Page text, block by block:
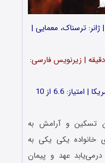
– Evil Dead Burn | ژانر: ترسناک، معمایی |
زبان: دوبله فارسی + انگلیسی | مدت: 108 دقیقه | زیرنویس فارسی:
6.6 از 10
تسکین و آرامش به
خانواده یکی یکی به
عهد و پیمان